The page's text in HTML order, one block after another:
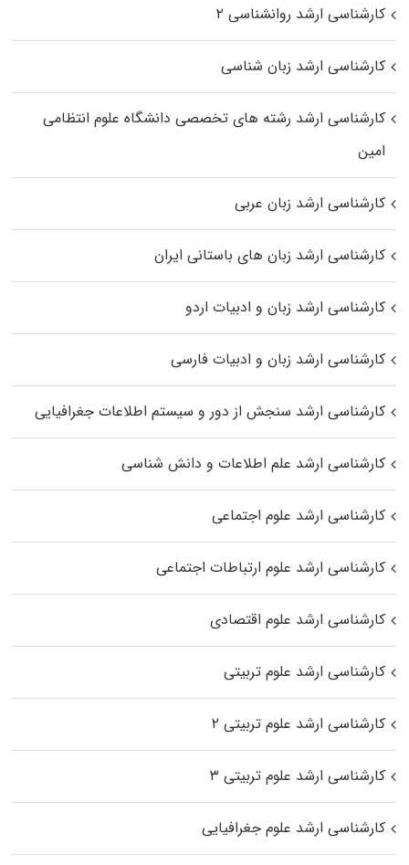
کارشناسی ارشد روانشناسی ۲
کارشناسی ارشد زبان شناسی
کارشناسی ارشد رﺷﺘﻪ ﻫﺎی تخصصی داﻧﺸﮕﺎه ﻋﻠﻮم انتظامی
اﻣﻴﻦ
کارشناسی ارشد زبان عربی
کارشناسی ارشد زبان‌ های باستانی ایران
کارشناسی ارشد زبان و ادبیات اردو
کارشناسی ارشد زبان و ادبیات فارسی
کارشناسی ارشد سنجش از دور و سیستم اطلاعات جغرافیایی
کارشناسی ارشد علم اطلاعات و دانش شناسی
کارشناسی ارشد علوم اجتماعی
کارشناسی ارشد علوم ارتباطات اجتماعی
کارشناسی ارشد علوم اقتصادی
کارشناسی ارشد علوم تربیتی
کارشناسی ارشد علوم تربیتی ۲
کارشناسی ارشد علوم تربیتی ۳
کارشناسی ارشد علوم جغرافیایی